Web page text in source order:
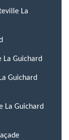
La
Guichard
Guichard
La Guichard